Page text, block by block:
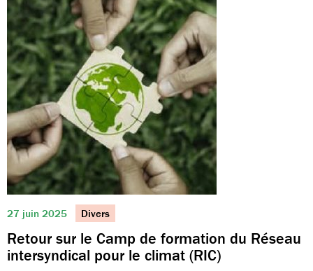
27 juin 2025 Divers
Retour sur le Camp de formation du Réseau
intersyndical pour le climat (RIC)